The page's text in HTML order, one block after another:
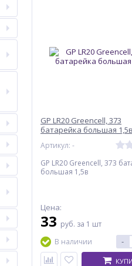
GP LR20 Greencell, 373
батарейка большая 1,5в
Артикул: -
GP LR20 Greencell, 373
большая 1,5в
Цена:
33 руб. за 1 шт
В наличии
-